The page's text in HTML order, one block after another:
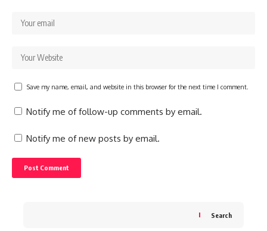
Save my name, email, and website in this browser for the next time I comment.
Notify me of follow-up comments by email.
Notify me of new posts by email.
Search